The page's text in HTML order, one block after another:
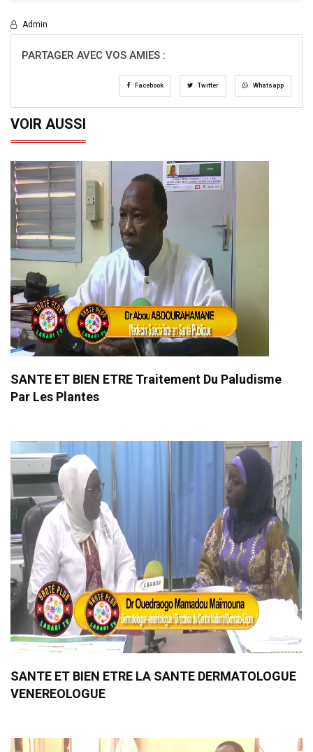
Admin
PARTAGER AVEC VOS AMIES :
Facebook Twitter Whatsapp
VOIR AUSSI
SANTE ET BIEN ETRE Traitement Du Paludisme
Par Les Plantes
SANTE ET BIEN ETRE LA SANTE DERMATOLOGUE
VENEREOLOGUE